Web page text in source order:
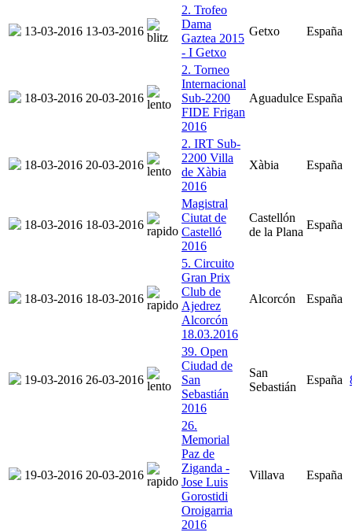
13-03-2016 13-03-2016
2. Trofeo
Dama
Gaztea 2015
- I Getxo
Getxo España
18-03-2016 20-03-2016
2. Torneo
Internacional
Sub-2200
FIDE Frigan
2016
Aguadulce España
18-03-2016 20-03-2016
2. IRT Sub-
2200 Villa
de Xàbia
2016
Xàbia España
18-03-2016 18-03-2016
Magistral
Ciutat de
Castelló
2016
Castellón
de la Plana
España
18-03-2016 18-03-2016
5. Circuito
Gran Prix
Club de
Ajedrez
Alcorcón
18.03.2016
Alcorcón España
19-03-2016 26-03-2016
39. Open
Ciudad de
San
Sebastián
2016
San
Sebastián
España
19-03-2016 20-03-2016
26.
Memorial
Paz de
Ziganda -
Jose Luis
Gorostidi
Oroigarria
2016
Villava España